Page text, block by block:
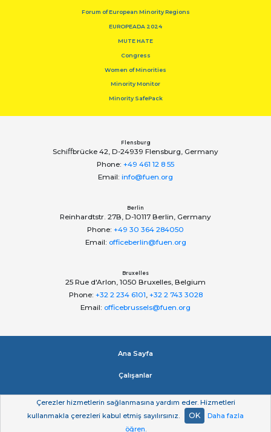
Forum of European Minority Regions
EUROPEADA 2024
MUTE HATE
Congress
Women of Minorities
Minority Monitor
Minority SafePack
Flensburg
Schiﬀbrücke 42, D-24939 Flensburg, Germany
Phone: +49 461 12 8 55
Email: info@fuen.org
Berlin
Reinhardtstr. 27B, D-10117 Berlin, Germany
Phone: +49 30 364 284050
Email: officeberlin@fuen.org
Bruxelles
25 Rue d'Arlon, 1050 Bruxelles, Belgium
Phone: +32 2 234 6101, +32 2 743 3028
Email: officebrussels@fuen.org
Ana Sayfa
Çalışanlar
Impressum
Gizlilik beyan
Çerezler hizmetlerin sağlanmasına yardım eder. Hizmetleri
kullanmakla çerezleri kabul etmiş sayılırsınız.
OK
Daha fazla
öğren.